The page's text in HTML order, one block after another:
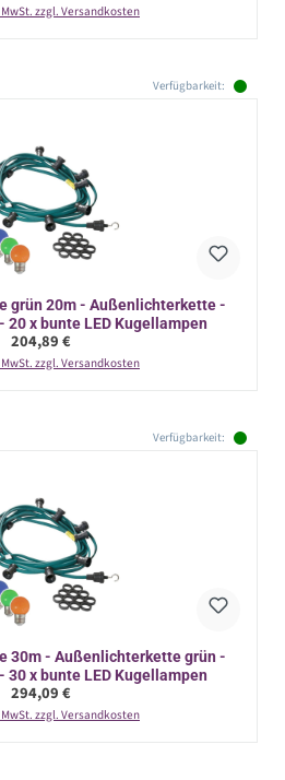
zzgl. Versandkosten
Verfügbarkeit:
grün 20m - Außenlichterkette -
20 x bunte LED Kugellampen
Regulärer Preis:
204,89 €
zzgl. Versandkosten
Verfügbarkeit:
30m - Außenlichterkette grün -
30 x bunte LED Kugellampen
Regulärer Preis:
294,09 €
zzgl. Versandkosten